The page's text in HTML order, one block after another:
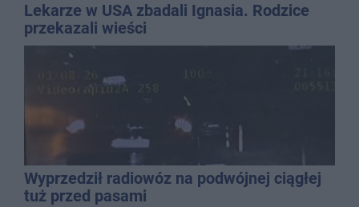
Lekarze w USA zbadali Ignasia. Rodzice
przekazali wieści
Wyprzedził radiowóz na podwójnej ciągłej
tuż przed pasami